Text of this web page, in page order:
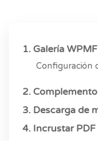
1. Galería WPMF
Configuración
2.
3. Descarga de
4. Incrustar